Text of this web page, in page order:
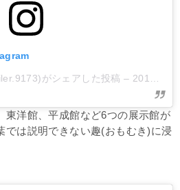
がシェアした投稿 – 2018年10月月23日午後7時21分PDT
東洋館、平成館など6つの展示館が
では説明できない趣(おもむき)に浸